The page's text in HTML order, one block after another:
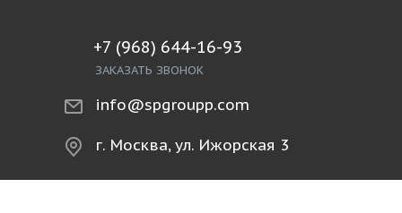
Кальмар
Осьминог